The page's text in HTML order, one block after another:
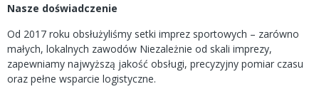
Nasze doświadczenie
Od 2017 roku obsłużyliśmy setki imprez sportowych – zarówno
małych, lokalnych zawodów Niezależnie od skali imprezy,
zapewniamy najwyższą jakość obsługi, precyzyjny pomiar czasu
oraz pełne wsparcie logistyczne.